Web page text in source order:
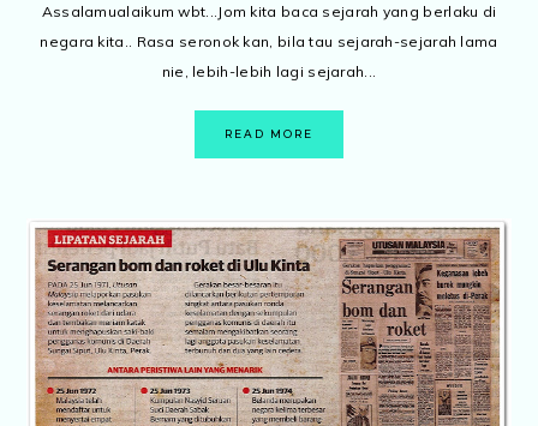
Assalamualaikum wbt...Jom kita baca sejarah yang berlaku di
negara kita.. Rasa seronok kan, bila tau sejarah-sejarah lama
nie, lebih-lebih lagi sejarah...
READ MORE